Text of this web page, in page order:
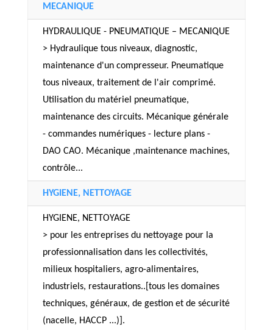
MECANIQUE
HYDRAULIQUE - PNEUMATIQUE – MECANIQUE
> Hydraulique tous niveaux, diagnostic,
maintenance d'un compresseur. Pneumatique
tous niveaux, traitement de l'air comprimé.
Utilisation du matériel pneumatique,
maintenance des circuits. Mécanique générale
- commandes numériques - lecture plans -
DAO CAO. Mécanique ,maintenance machines,
contrôle...
HYGIENE, NETTOYAGE
HYGIENE, NETTOYAGE
> pour les entreprises du nettoyage pour la
professionnalisation dans les collectivités,
milieux hospitaliers, agro-alimentaires,
industriels, restaurations..[tous les domaines
techniques, généraux, de gestion et de sécurité
(nacelle, HACCP ...)].